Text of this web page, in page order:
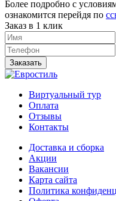
Более подробно с
ознакомится перейдя по
Заказ в 1 клик
Заказать
Виртуальный тур
Оплата
Отзывы
Контакты
Доставка и сборка
Акции
Вакансии
Карта сайта
Политика